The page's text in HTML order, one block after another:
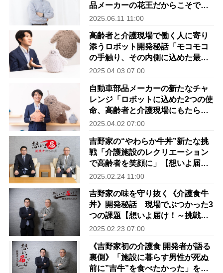
品メーカーの花王だからこそでき
るカテゴリー横断型の新プロジェ
クト誕生秘話【想いよ届け！～挑
戦者たちの声～Vol.3前編】
2025.06.11 11:00
高齢者と介護現場で働く人に寄り
添うロボット開発秘話「モコモコ
の手触り、その内側に込めた最新
AIによる優しさに涙」【想いよ届
け！～挑戦者たちの声～Vol.2後
編】
2025.04.03 07:00
自動車部品メーカーの新たなチャ
レンジ「ロボットに込めた2つの使
命、高齢者と介護現場にもたらす
もの」【想いよ届け！～挑戦者た
ちの声～Vol.2・前編】
2025.04.02 07:00
吉野家の“やわらか牛丼”新たな挑
戦「介護施設のレクリエーション
で高齢者を笑顔に」【想いよ届
け！～挑戦者たちの声～Vol.1後
編】
2025.02.24 11:00
吉野家の味を守り抜く《介護食牛
丼》開発秘話 現場でぶつかった3
つの課題【想いよ届け！～挑戦者
たちの声～Vol.1中編】
2025.02.23 07:00
《吉野家初の介護食 開発者が語る
裏側》「施設に暮らす男性が死ぬ
前に”吉牛”を食べたかった」を叶